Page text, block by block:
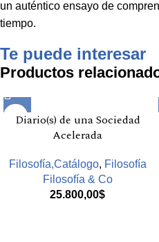
un auténtico ensayo de
tiempo.
Te puede interesar
Productos
Diario(s) de una Sociedad
Acelerada
Filosofía,Catálogo, Filosofía
Filosofía & Co
25.800,00$